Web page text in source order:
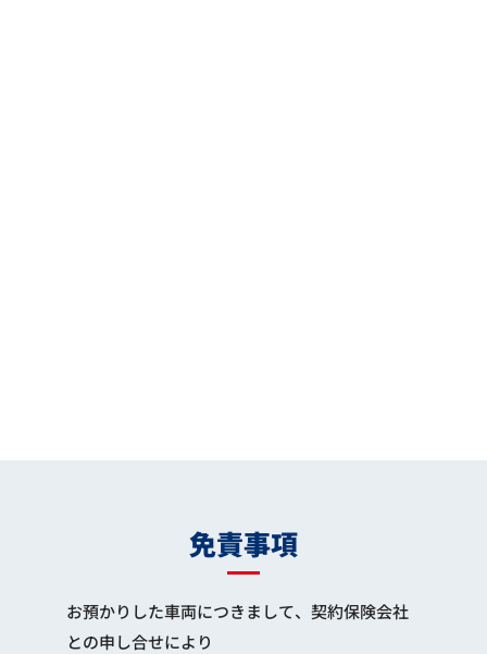
免責事項
お預かりした車両につきまして、契約保険会社
との申し合せにより